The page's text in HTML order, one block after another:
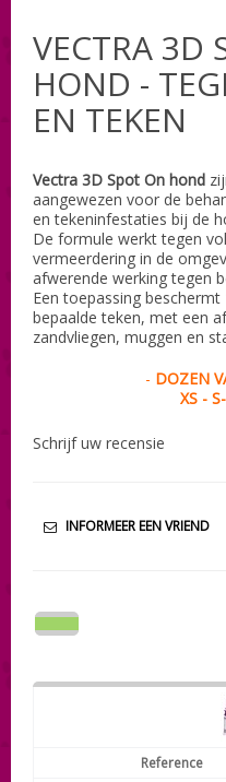
VECTRA 3D
HOND -
EN TEKEN
Vectra 3D Spot On hond
aangewezen voor de
en tekeninfestaties bij de
De formule werkt tegen
vermeerdering in de
afwerende werking tegen
Een toepassing
bepaalde teken, met een
zandvliegen, muggen en
- DOZEN
XS -
Schrijf uw recensie
INFORMEER EEN VRIEND